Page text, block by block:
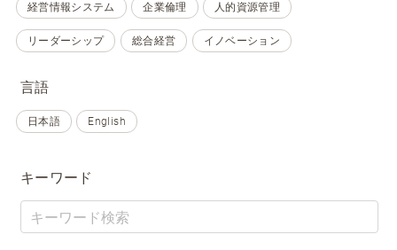
経営情報システム 企業倫理 人的資源管理
リーダーシップ 総合経営 イノベーション
言語
日本語 English
キーワード